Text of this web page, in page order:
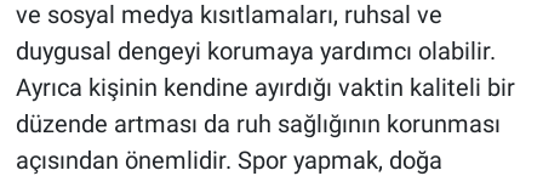
ve sosyal medya kısıtlamaları, ruhsal ve
duygusal dengeyi korumaya yardımcı olabilir.
Ayrıca kişinin kendine ayırdığı vaktin kaliteli bir
düzende artması da ruh sağlığının korunması
açısından önemlidir. Spor yapmak, doğa